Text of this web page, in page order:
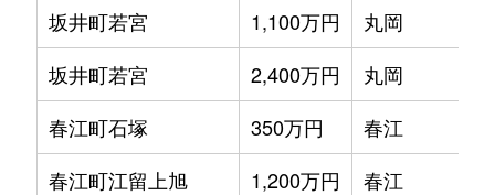
坂井町若宮
1,100万円
丸岡
坂井町若宮
2,400万円
丸岡
春江町石塚
350万円
春江
春江町江留上旭
1,200万円
春江